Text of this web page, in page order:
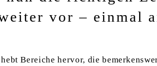
vor – einmal
Bereiche hervor, die